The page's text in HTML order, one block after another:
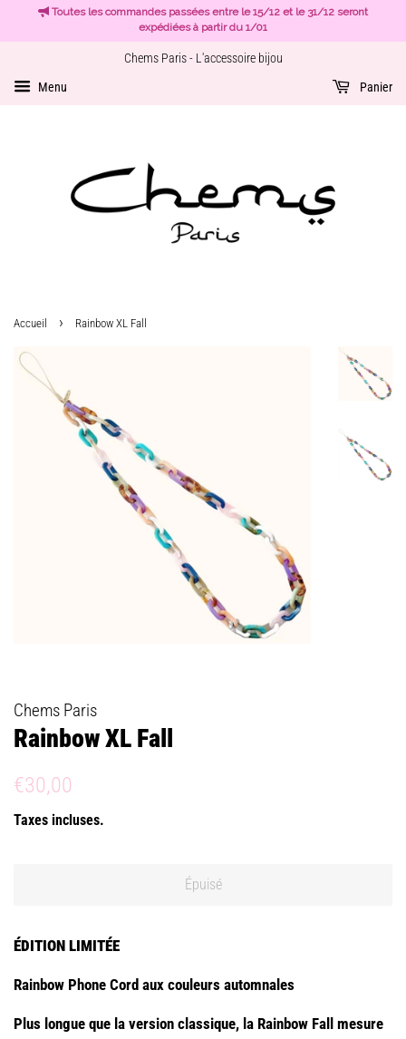
Toutes les commandes passées entre le 15/12 et le 31/12 seront
expédiées à partir du 1/01
Chems Paris - L'accessoire bijou
Menu Panier
Accueil › Rainbow XL Fall
Chems Paris
Rainbow XL Fall
Prix
€30,00
Taxes incluses.
Épuisé
ÉDITION LIMITÉE
Rainbow Phone Cord aux couleurs automnales
Plus longue que la version classique, la Rainbow Fall mesure